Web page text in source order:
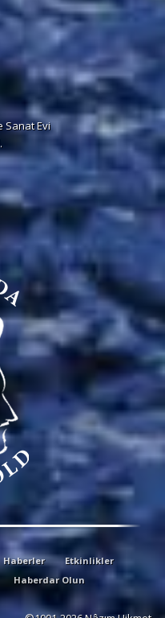
Sanat Evi
Haberler
Etkinlikler
Haberdar Olun